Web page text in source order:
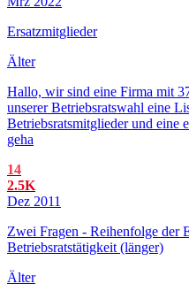
Ersatzmitglieder
Älter
Hallo, wir sind eine Firma mit
unserer Betriebsratswahl eine
Betriebsratsmitglieder und eine
geha
14
2.5K
Dez 2011
Zwei Fragen - Reihenfolge der
Betriebsratstätigkeit (länger)
Älter